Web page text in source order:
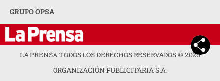
GRUPO OPSA
LA PRENSA TODOS LOS DERECHOS RESERVADOS ©2026
ORGANIZACIÓN PUBLICITARIA S.A.